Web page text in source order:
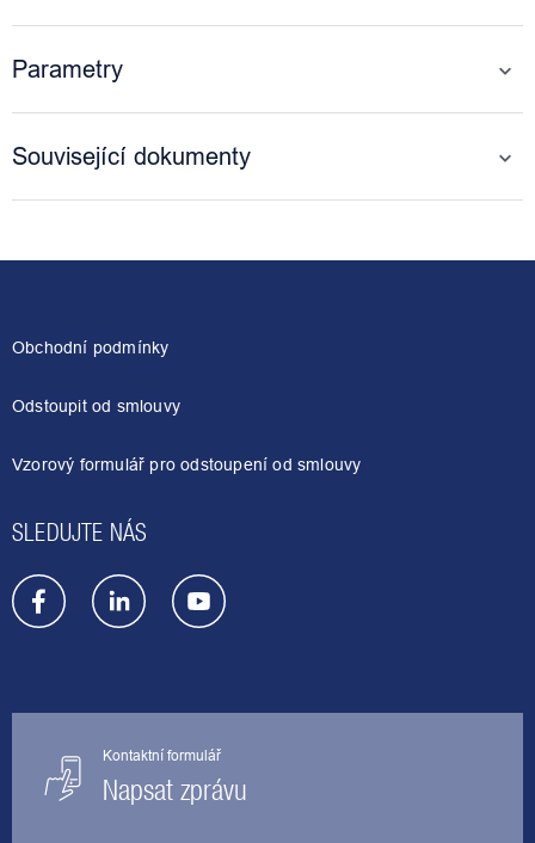
Parametry
Související dokumenty
Obchodní podmínky
Odstoupit od smlouvy
Vzorový formulář pro odstoupení od smlouvy
SLEDUJTE NÁS
Kontaktní formulář
Napsat zprávu